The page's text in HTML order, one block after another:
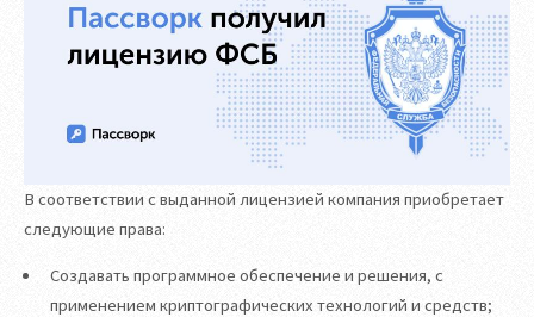
В соответствии с выданной лицензией компания приобретает
следующие права:
Создавать программное обеспечение и решения, с
применением криптографических технологий и средств;